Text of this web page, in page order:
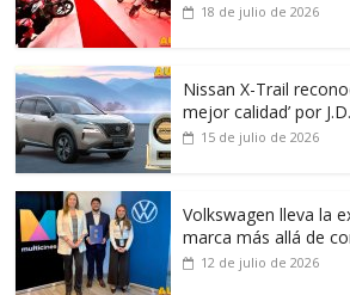
18 de julio de 2026
Nissan X-Trail
mejor calidad’ por
15 de julio de 2026
Volkswagen lleva la
marca más allá de
12 de julio de 2026